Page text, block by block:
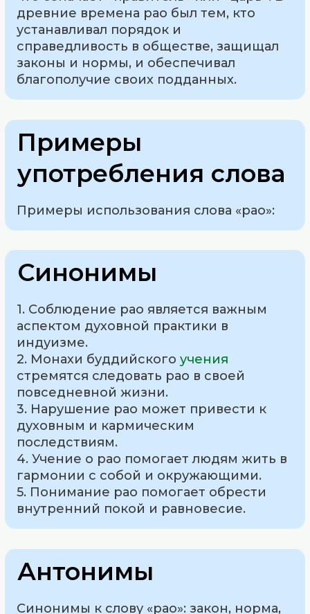
древние времена рао был тем, кто
устанавливал порядок и
справедливость в обществе, защищал
законы и нормы, и обеспечивал
благополучие своих подданных.
Примеры
употребления слова
Примеры использования слова «рао»:
Синонимы
1. Соблюдение рао является важным
аспектом духовной практики в
индуизме.
2. Монахи буддийскогоучения
стремятся следовать рао в своей
повседневной жизни.
3. Нарушение рао может привести к
духовным и кармическим
последствиям.
4. Учение о рао помогает людям жить в
гармонии с собой и окружающими.
5. Понимание рао помогает обрести
внутренний покой и равновесие.
Антонимы
Синонимы к слову «рао»: закон, норма,